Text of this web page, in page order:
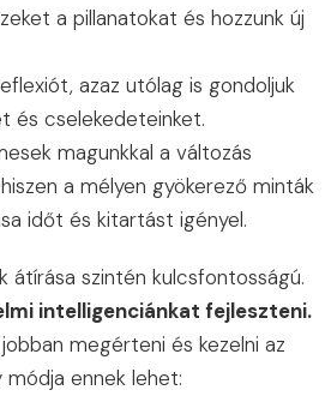
a pillanatokat és hozzunk új
azaz utólag is gondoljuk
és cselekedeteinket.
magunkkal a változás
a mélyen gyökerező minták
időt és kitartást igényel.
átírása szintén kulcsfontosságú.
intelligenciánkat fejleszteni.
megérteni és kezelni az
módja ennek lehet: